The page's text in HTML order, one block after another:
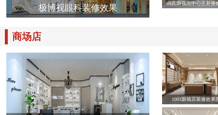
极博视眼科装修效果 何氏眼视光中心店装修
商场店
1001眼镜店装修效果